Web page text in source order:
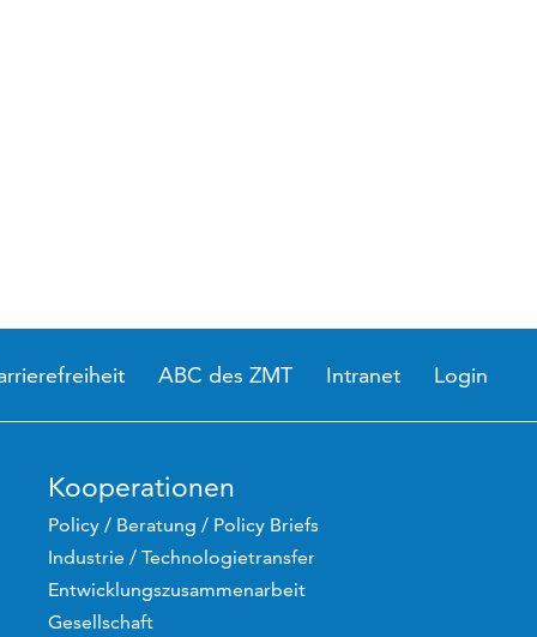
ABC des ZMT Intranet Login
Kooperationen
Policy / Beratung / Policy Briefs
Industrie / Technologietransfer
Entwicklungszusammenarbeit
Gesellschaft